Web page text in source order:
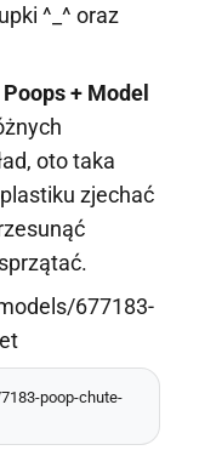
^_^ oraz
Poops + Model
oto taka
zjechać
poop-chute-